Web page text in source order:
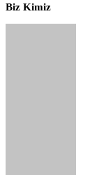
Biz Kimiz